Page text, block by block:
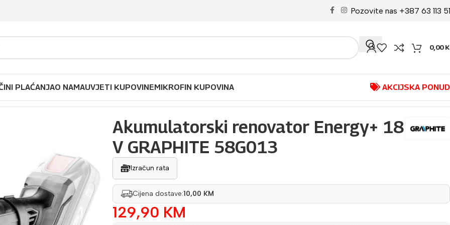
Pozovite nas +387 63 113
0,00
PLAĆANJAO NAMAUVJETI KUPOVINEMIKROFIN KUPOVINA AKCIJSKA
Akumulatorski renovator Energy+ 18
V GRAPHITE 58G013
Izračun rata
Cijena dostave:10,00 KM
129,90 KM